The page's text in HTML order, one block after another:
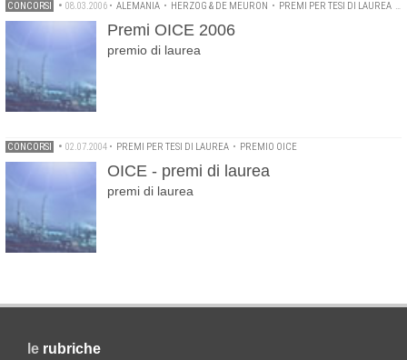
CONCORSI • 08.03.2006 • ALEMANIA • HERZOG & DE MEURON • PREMI PER TESI DI LAUREA
Premi OICE 2006
premio di laurea
CONCORSI • 02.07.2004 • PREMI PER TESI DI LAUREA • PREMIO OICE
OICE - premi di laurea
premi di laurea
le rubriche